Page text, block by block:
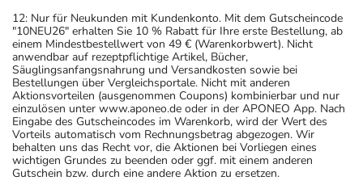
12: Nur für Neukunden mit Kundenkonto. Mit dem Gutscheincode
"10NEU26" erhalten Sie 10 % Rabatt für Ihre erste Bestellung, ab
einem Mindestbestellwert von 49 € (Warenkorbwert). Nicht
anwendbar auf rezeptpflichtige Artikel, Bücher,
Säuglingsanfangsnahrung und Versandkosten sowie bei
Bestellungen über Vergleichsportale. Nicht mit anderen
Aktionsvorteilen (ausgenommen Coupons) kombinierbar und nur
einzulösen unter www.aponeo.de oder in der APONEO App. Nach
Eingabe des Gutscheincodes im Warenkorb, wird der Wert des
Vorteils automatisch vom Rechnungsbetrag abgezogen. Wir
behalten uns das Recht vor, die Aktionen bei Vorliegen eines
wichtigen Grundes zu beenden oder ggf. mit einem anderen
Gutschein bzw. durch eine andere Aktion zu ersetzen.